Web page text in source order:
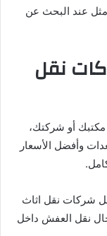
عند البحث عن
نقل
مكتبك أو شركتك،
وأفضل الأسعار
شركات نقل اثاث
نقل العفش داخل